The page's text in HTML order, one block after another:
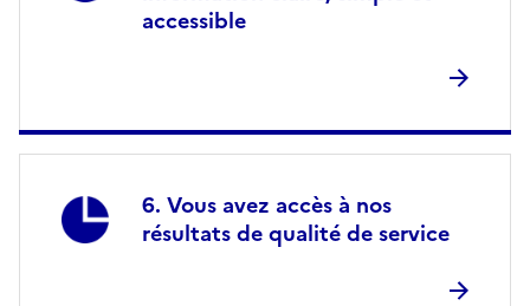
accessible
Vous avez accès à nos
résultats de qualité de service